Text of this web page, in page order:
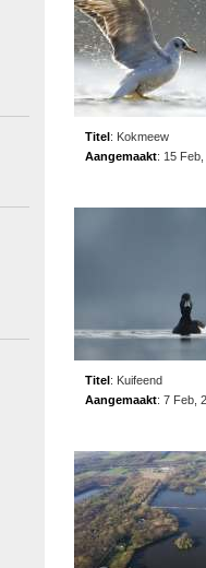
Titel: Kokmeew
Aangemaakt: 15
Titel: Kuifeend
Aangemaakt: 7 Feb,